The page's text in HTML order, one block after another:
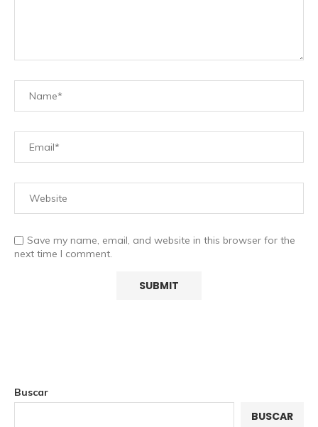
Save my name, email, and website in this browser for the
next time I comment.
Buscar
BUSCAR